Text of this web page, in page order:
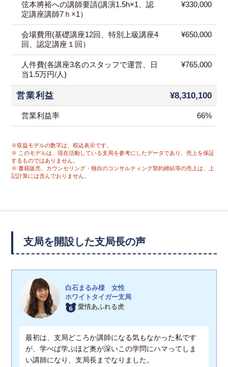
弦本將裕への講師要請(講演1.5h×1、認
定講座講師7ｈ×1）
¥330,000
会場費用(基礎講座12回、特別上級講座4
回、認定講座１回）
¥650,000
人件費(各講座3名のスタッフで運営、日
当1.5万円/人)
¥765,000
営業利益 ¥8,310,100
営業利益率 66%
※収益モデルの数字は、税込表示です。
※ このモデルは、現在活動している支局を参考にしたデータであり、売上を保証
するものではありません。
※ 書籍販売、カウンセリング・独自のコンサルティング契約締結等の売上は、上
記計算には含んでおりません。
支局を開設した支局長の声
白石まるみ様 女性
ホワイトタイガー支局
愛情あふれる虎
最初は、支局どころか講師になる気もなかった私です
が、学べば学ぶほど奥が深いこの学問にハマってしま
い講師になり、支局長までなりました。